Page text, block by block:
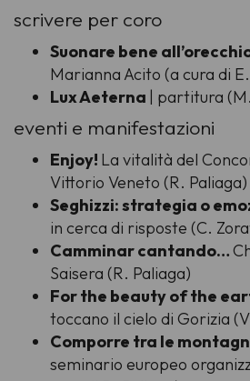
scrivere per coro
Suonare bene
Marianna Acito (a cura di
Lux Aeterna | partitura
eventi e manifestazioni
Enjoy! La vitalità del
Vittorio Veneto (R. Paliaga)
Seghizzi: strategia o
in cerca di risposte (C.
Camminar cantando…
Saisera (R. Paliaga)
For the beauty of the
toccano il cielo di Gorizia
Comporre tra le
seminario europeo